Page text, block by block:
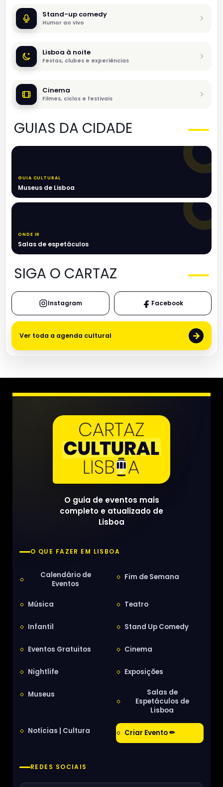
Stand-up comedy
Humor ao vivo
Lisboa à noite
Festas, clubes e experiências
Cinema
Filmes, ciclos e festivais
GUIAS DA CIDADE
GUIA CULTURAL
Museus de Lisboa
ONDE IR
Salas de espetáculos
SIGA O CARTAZ
Instagram Facebook
Ver toda a agenda cultural →
O guia de eventos mais
completo e atualizado de
Lisboa
O QUE FAZER EM LISBOA
Calendário de
Eventos
Fim de Semana
Música Teatro
Infantil Stand Up Comedy
Eventos Gratuitos Cinema
Nightlife Exposições
Museus
Salas de
Espetáculos de
Lisboa
Notícias | Cultura Criar Evento ✏
REDES SOCIAIS